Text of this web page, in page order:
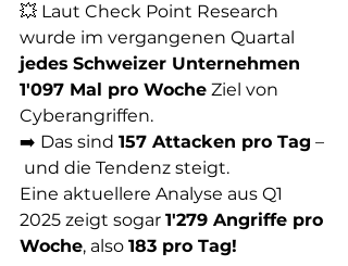
💥 Laut Check Point Research
wurde im vergangenen Quartal
jedes Schweizer Unternehmen
1'097 Mal pro Woche Ziel von
Cyberangriffen.
➡️ Das sind 157 Attacken pro Tag –
und die Tendenz steigt.
Eine aktuellere Analyse aus Q1
2025 zeigt sogar 1'279 Angriffe pro
Woche, also 183 pro Tag!